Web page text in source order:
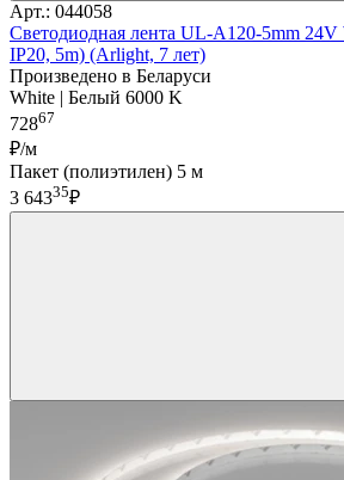
Арт.: 044058
Светодиодная лента UL-A120-5mm 24V
IP20, 5m) (Arlight, 7 лет)
Произведено в Беларуси
White | Белый 6000 K
72867
₽/м
Пакет (полиэтилен) 5 м
3 64335₽